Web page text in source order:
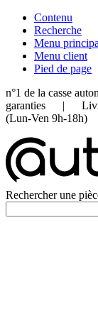
Contenu
Recherche
Menu
Menu client
Pied de page
n°1 de la casse
garanties |
(Lun-Ven 9h-18h)
Rechercher une